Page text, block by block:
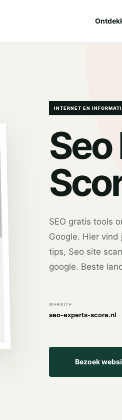
INTERNET EN
SEO gratis tools
Google. Hier
tips, Seo site
google. Beste
WEBSITE
seo-experts-score.nl
Bezoek